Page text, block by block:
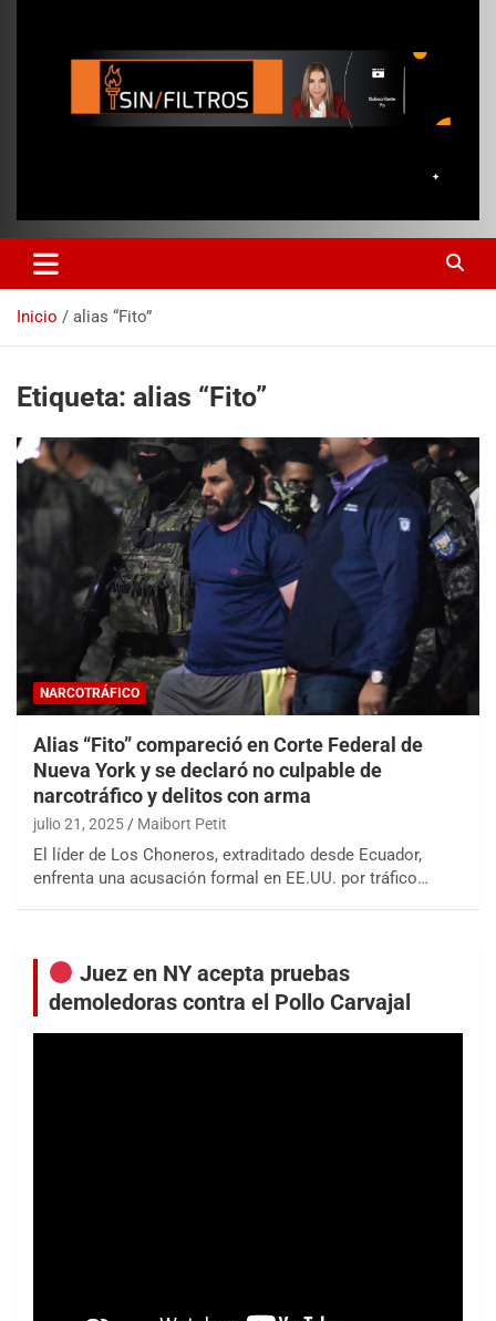
Inicio alias “Fito”
Etiqueta: alias “Fito”
NARCOTRÁFICO
Alias “Fito” compareció en Corte Federal de
Nueva York y se declaró no culpable de
narcotráfico y delitos con arma
julio 21, 2025 Maibort Petit
El líder de Los Choneros, extraditado desde Ecuador,
enfrenta una acusación formal en EE.UU. por tráfico…
Juez en NY acepta pruebas
demoledoras contra el Pollo Carvajal